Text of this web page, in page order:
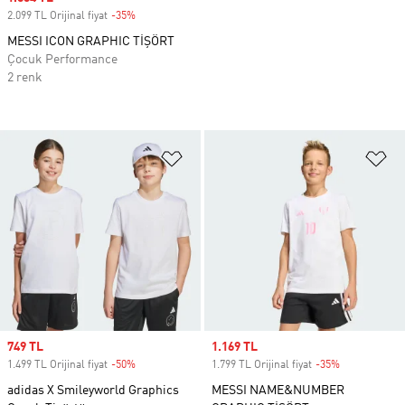
Favori Listesine Ekle
Sale price
749 TL
1.499 TL Orijinal fiyat -50%
adidas X Smileyworld Graphics
Sale price
1.169 TL
1.799 TL Orijinal fiyat -35%
MESSI NAME&NUMBER
2.099 TL Orijinal fiyat -35%
MESSI ICON GRAPHIC TİŞÖRT
Çocuk Performance
2 renk